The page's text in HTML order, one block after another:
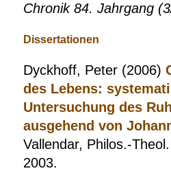
Chronik 84. Jahrgang
Dissertationen
Dyckhoff, Peter (2006)
des Lebens:
Untersuchung des
ausgehend von
Vallendar, Philos.-
2003.